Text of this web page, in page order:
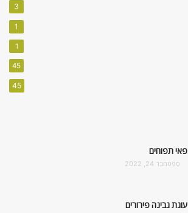
3
1
1
45
45
פאי תפוחים
ספטמבר 24, 2022
עוגת גבינה פירורים